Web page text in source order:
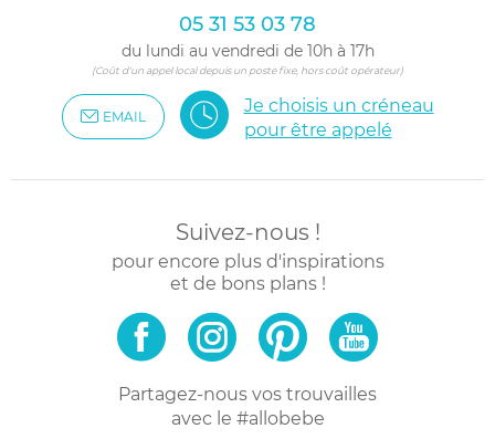
05 31 53 03 78
du lundi au vendredi de 10h à 17h
(Coût d'un appel local depuis un poste fixe, hors coût opérateur)
EMAIL
Je choisis un créneau
pour être appelé
Suivez-nous !
pour encore plus d'inspirations
et de bons plans !
Partagez-nous vos trouvailles
avec le #allobebe